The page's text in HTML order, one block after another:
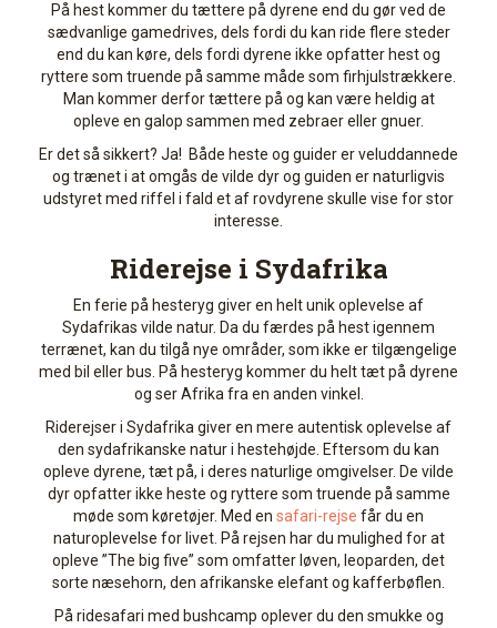
På hest kommer du tættere på dyrene end du gør ved de
sædvanlige gamedrives, dels fordi du kan ride flere steder
end du kan køre, dels fordi dyrene ikke opfatter hest og
ryttere som truende på samme måde som firhjulstrækkere.
Man kommer derfor tættere på og kan være heldig at
opleve en galop sammen med zebraer eller gnuer.
Er det så sikkert? Ja! Både heste og guider er veluddannede
og trænet i at omgås de vilde dyr og guiden er naturligvis
udstyret med riffel i fald et af rovdyrene skulle vise for stor
interesse.
Riderejse i Sydafrika
En ferie på hesteryg giver en helt unik oplevelse af
Sydafrikas vilde natur. Da du færdes på hest igennem
terrænet, kan du tilgå nye områder, som ikke er tilgængelige
med bil eller bus. På hesteryg kommer du helt tæt på dyrene
og ser Afrika fra en anden vinkel.
Riderejser i Sydafrika giver en mere autentisk oplevelse af
den sydafrikanske natur i hestehøjde. Eftersom du kan
opleve dyrene, tæt på, i deres naturlige omgivelser. De vilde
dyr opfatter ikke heste og ryttere som truende på samme
møde som køretøjer. Med en safari-rejse får du en
naturoplevelse for livet. På rejsen har du mulighed for at
opleve ”The big five” som omfatter løven, leoparden, det
sorte næsehorn, den afrikanske elefant og kafferbøflen.
På ridesafari med bushcamp oplever du den smukke og